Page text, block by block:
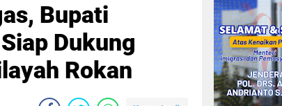
Bupati
Dukung
Rokan